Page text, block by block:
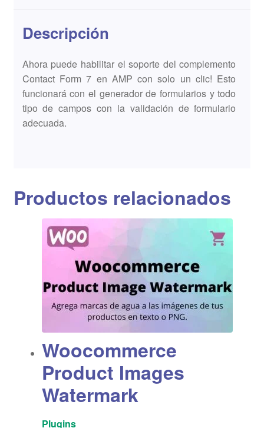
Descripción
Ahora puede habilitar el soporte del complemento
Contact Form 7 en AMP con solo un clic! Esto
funcionará con el generador de formularios y todo
tipo de campos con la validación de formulario
adecuada.
Productos relacionados
Woocommerce
Product Images
Watermark
Plugins